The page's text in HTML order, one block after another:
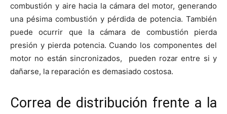
combustión y aire hacia la cámara del motor, generando
una pésima combustión y pérdida de potencia. También
puede ocurrir que la cámara de combustión pierda
presión y pierda potencia. Cuando los componentes del
motor no están sincronizados, pueden rozar entre si y
dañarse, la reparación es demasiado costosa.
Correa de distribución frente a la